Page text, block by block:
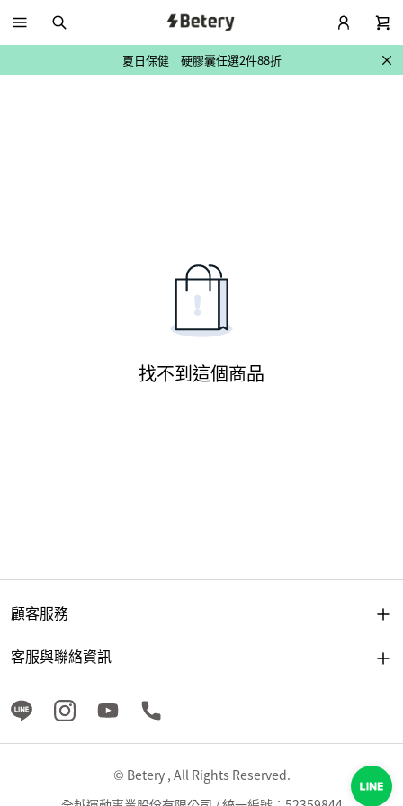
🔥全館滿 2500 現折 150
夏日保健｜硬膠囊任選2件88折
找不到這個商品
顧客服務
客服與聯絡資訊
© Betery , All Rights Reserved.